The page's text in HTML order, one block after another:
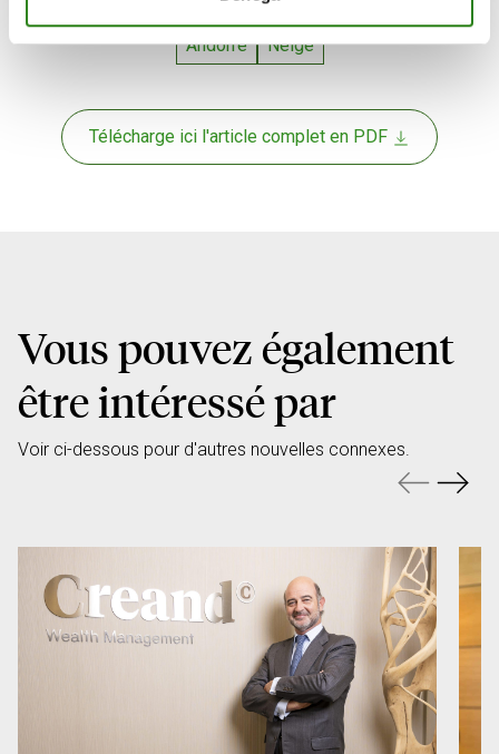
Andorre Neige
Télécharge ici l'article complet en PDF
Vous pouvez également
être intéressé par
Voir ci-dessous pour d'autres nouvelles connexes.